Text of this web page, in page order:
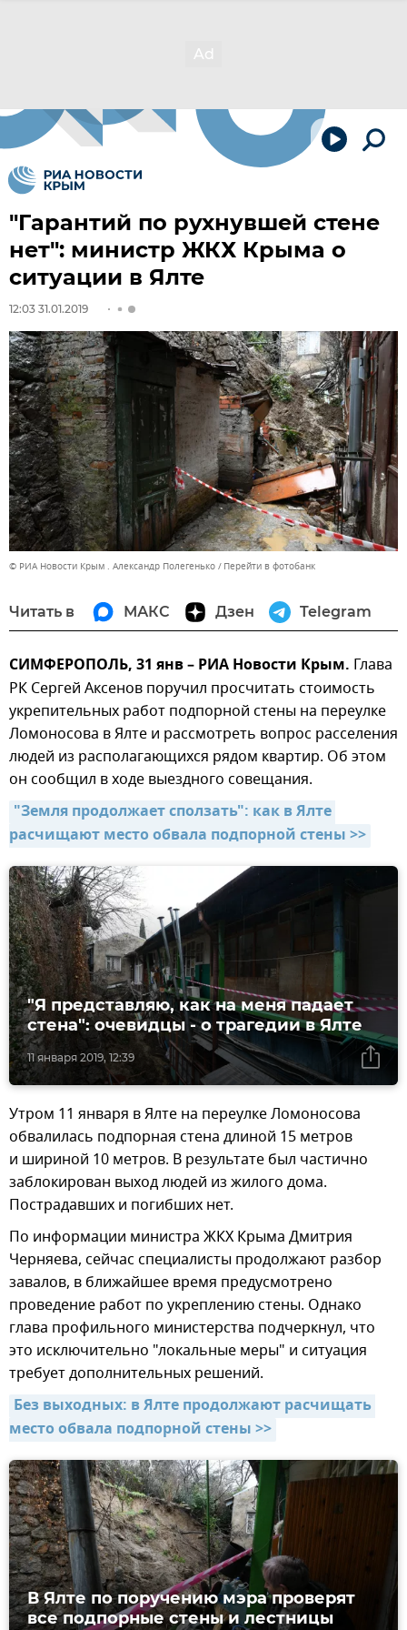
"Гарантий по рухнувшей стене
нет": министр ЖКХ Крыма о
ситуации в Ялте
12:03 31.01.2019
© РИА Новости Крым . Александр Полегенько Перейти в фотобанк
Читать в МАКС Дзен Telegram
СИМФЕРОПОЛЬ, 31 янв – РИА Новости Крым. Глава
РК Сергей Аксенов поручил просчитать стоимость
укрепительных работ подпорной стены на переулке
Ломоносова в Ялте и рассмотреть вопрос расселения
людей из располагающихся рядом квартир. Об этом
он сообщил в ходе выездного совещания.
"Земля продолжает сползать": как в Ялте
расчищают место обвала подпорной стены >>
11 января 2019, 12:39
"Я представляю, как на меня падает
стена": очевидцы - о трагедии в Ялте
Утром 11 января в Ялте на переулке Ломоносова
обвалилась подпорная стена длиной 15 метров
и шириной 10 метров. В результате был частично
заблокирован выход людей из жилого дома.
Пострадавших и погибших нет.
По информации министра ЖКХ Крыма Дмитрия
Черняева, сейчас специалисты продолжают разбор
завалов, в ближайшее время предусмотрено
проведение работ по укреплению стены. Однако
глава профильного министерства подчеркнул, что
это исключительно "локальные меры" и ситуация
требует дополнительных решений.
Без выходных: в Ялте продолжают расчищать
место обвала подпорной стены >>
В Ялте по поручению мэра проверят
все подпорные стены и лестницы